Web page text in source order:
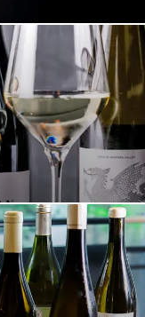
2分
フランス産ワインの
飲めるグラスワイン
最高の状態でお客様
でしたらスタッフに
のワインに出会える
ナブルなボトルワイ
けるグラスワインも1
管理のもと、最高の状
合わせてワインのご
声がけください。